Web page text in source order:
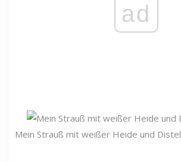
ad
Mein Strauß mit weißer Heide und Distel